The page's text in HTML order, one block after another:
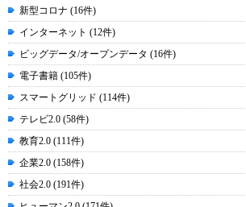
新型コロナ (16件)
インターネット (12件)
ビッグデータ/オープンデータ (16件)
電子書籍 (105件)
スマートグリッド (114件)
テレビ2.0 (58件)
教育2.0 (111件)
企業2.0 (158件)
社会2.0 (191件)